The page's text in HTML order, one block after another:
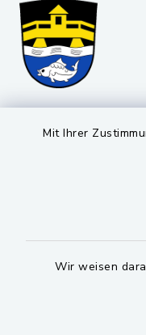
Mit Ihrer
Wir weisen
Markt